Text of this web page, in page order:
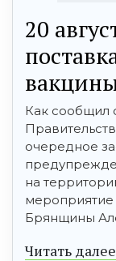
20
Как сообщил
очередное
на
мероприятие
Брянщины
Читать далее